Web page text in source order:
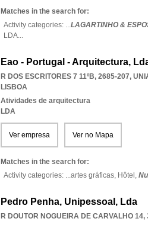
Matches in the search for:
Activity categories: ...LAGARTINHO &
LDA...
Eao - Portugal - Arquitectura,
R DOS ESCRITORES 7 11ºB, 2685-207,
LISBOA
Atividades de arquitectura
LDA
Ver empresa Ver no Mapa
Matches in the search for:
Activity categories: ...artes gráficas, Hôtel,
Pedro Penha, Unipessoal, Lda
R DOUTOR NOGUEIRA DE CARVALHO 14,